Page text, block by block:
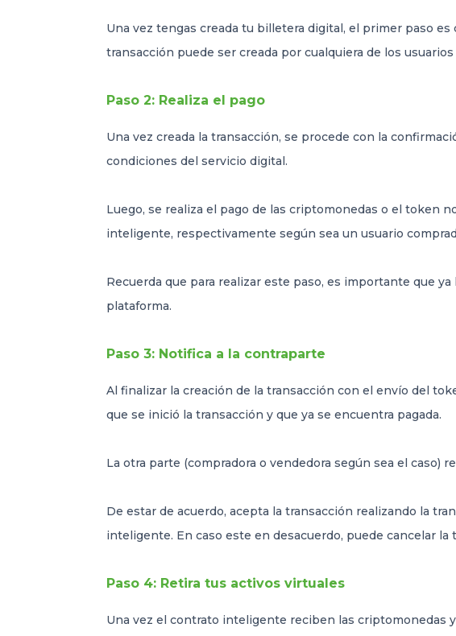
Una vez tengas creada tu billetera digital, el primer paso es
transacción puede ser creada por cualquiera de los
Paso 2: Realiza el pago
Una vez creada la transacción, se procede con la
condiciones del servicio digital.
Luego, se realiza el pago de las criptomonedas o el token
inteligente, respectivamente según sea un usuario
Recuerda que para realizar este paso, es importante que
plataforma.
Paso 3: Notifica a la contraparte
Al finalizar la creación de la transacción con el envío del
que se inició la transacción y que ya se encuentra pagada.
La otra parte (compradora o vendedora según sea el caso)
De estar de acuerdo, acepta la transacción realizando la
inteligente. En caso este en desacuerdo, puede cancelar la
Paso 4: Retira tus activos virtuales
Una vez el contrato inteligente reciben las criptomonedas